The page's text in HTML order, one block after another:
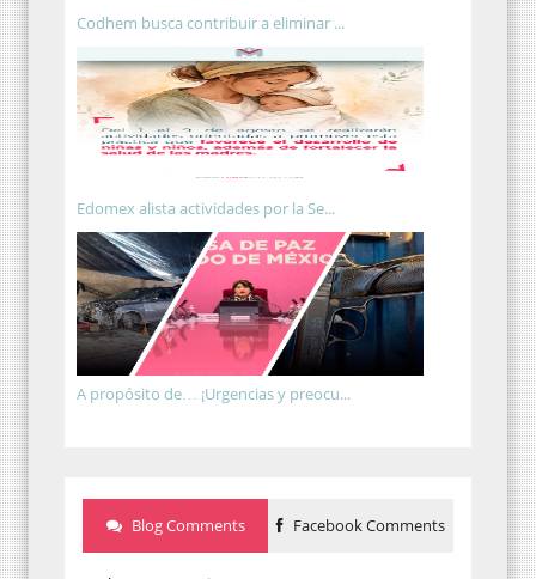
Codhem busca contribuir a eliminar ...
Edomex alista actividades por la Se...
A propósito de… ¡Urgencias y preocu...
Blog Comments Facebook Comments